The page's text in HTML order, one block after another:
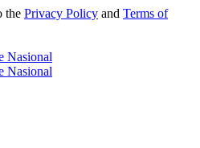
the Privacy Policy and Terms of